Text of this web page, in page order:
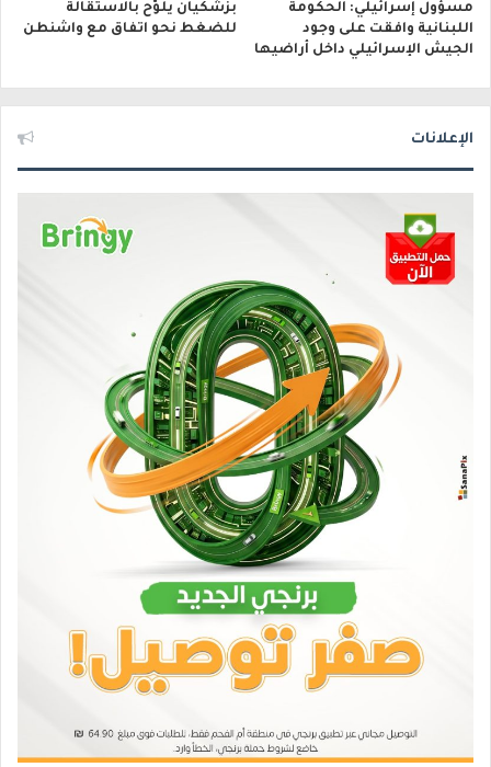
مسؤول إسرائيلي: الحكومة
اللبنانية وافقت على وجود
الجيش الإسرائيلي داخل أراضيها
بزشكيان يلوّح بالاستقالة
للضغط نحو اتفاق مع واشنطن
الإعلانات